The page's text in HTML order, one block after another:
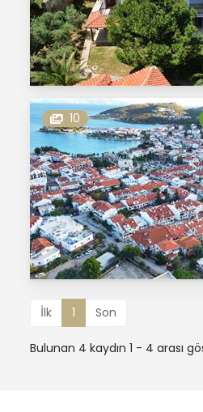
10
İlk 1 Son
Bulunan 4 kaydın 1 - 4 arası